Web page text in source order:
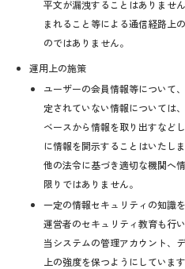
平文が漏洩することはありませ
まれること等による通信経路上
のではありません。
運用上の施策
ユーザーの会員情報等について
定されていない情報については
ベースから情報を取り出すなど
に情報を開示することはいたし
他の法令に基づき適切な機関へ
限りではありません。
一定の情報セキュリティの知識
運営者のセキュリティ教育も行
当システムの管理アカウント、
上の強度を保つようにしています